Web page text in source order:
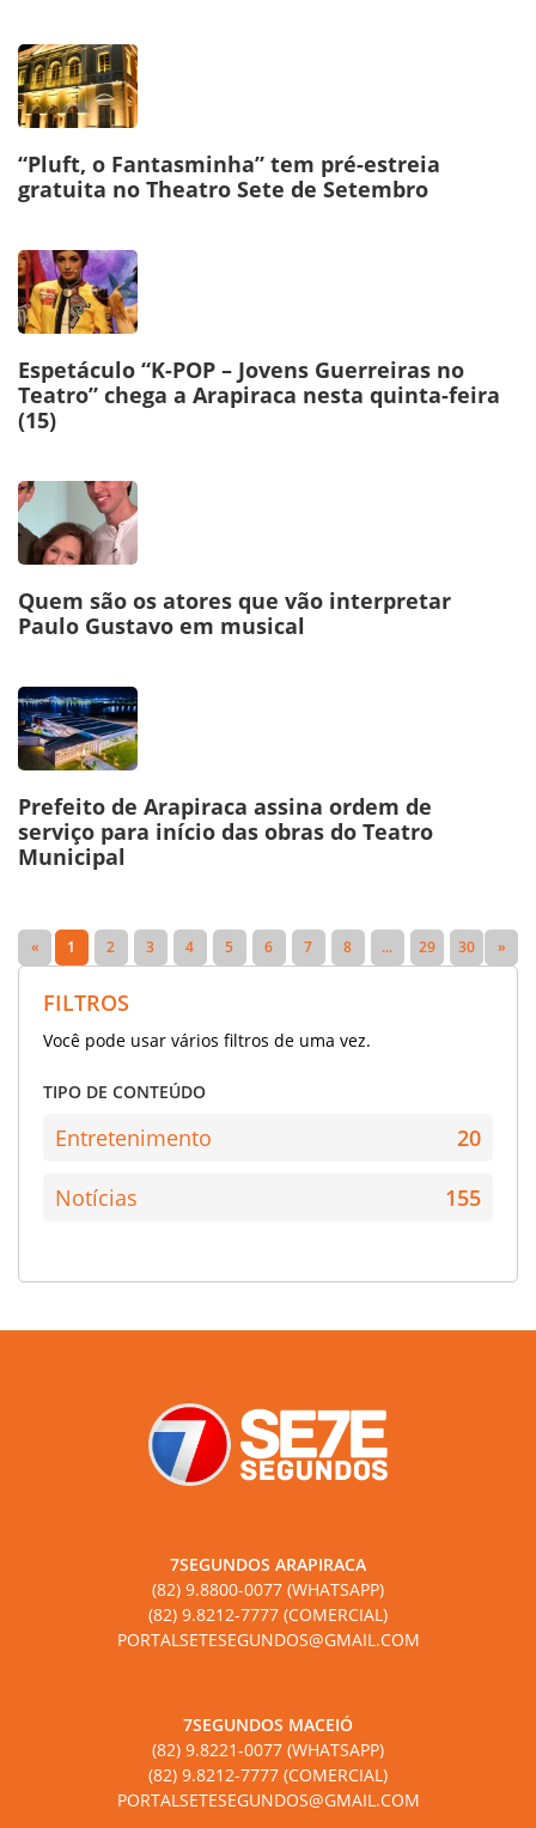
“Pluft, o Fantasminha” tem pré-estreia
gratuita no Theatro Sete de Setembro
Espetáculo “K-POP – Jovens Guerreiras no
Teatro” chega a Arapiraca nesta quinta-feira
(15)
Quem são os atores que vão interpretar
Paulo Gustavo em musical
Prefeito de Arapiraca assina ordem de
serviço para início das obras do Teatro
Municipal
« 1 2 3 4 5 6 7 8 ... 29 30 »
FILTROS
Você pode usar vários filtros de uma vez.
TIPO DE CONTEÚDO
Entretenimento 20
Notícias 155
7SEGUNDOS ARAPIRACA
(82) 9.8800-0077 (WHATSAPP)
(82) 9.8212-7777 (COMERCIAL)
PORTALSETESEGUNDOS@GMAIL.COM
7SEGUNDOS MACEIÓ
(82) 9.8221-0077 (WHATSAPP)
(82) 9.8212-7777 (COMERCIAL)
PORTALSETESEGUNDOS@GMAIL.COM